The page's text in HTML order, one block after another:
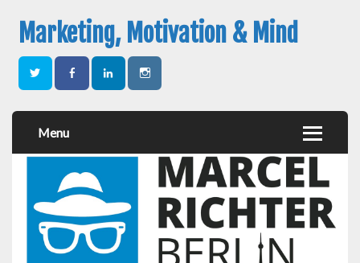
Marketing, Motivation & Mind
Menu